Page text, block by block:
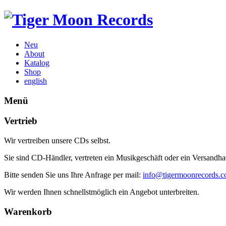
Neu
About
Katalog
Shop
english
Menü
Vertrieb
Wir vertreiben unsere CDs selbst.
Sie sind CD-Händler, vertreten ein Musikgeschäft oder ein
Bitte senden Sie uns Ihre Anfrage per mail:
Wir werden Ihnen schnellstmöglich ein Angebot unterbreiten.
Warenkorb